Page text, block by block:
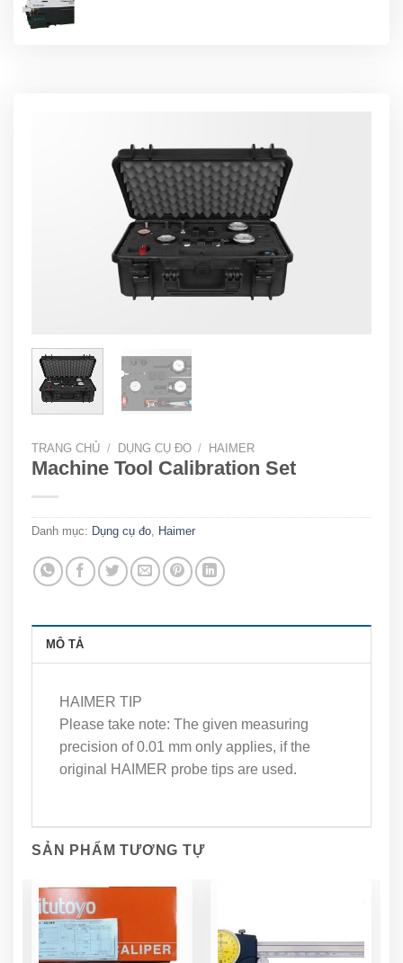
TRANG CHỦ / DỤNG CỤ ĐO / HAIMER
Machine Tool Calibration Set
Danh mục: Dụng cụ đo, Haimer
MÔ TẢ
HAIMER TIP
Please take note: The given measuring
precision of 0.01 mm only applies, if the
original HAIMER probe tips are used.
SẢN PHẨM TƯƠNG TỰ